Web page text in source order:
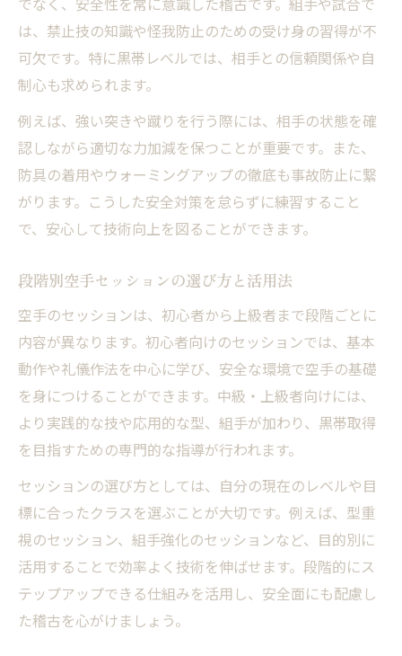
は、禁止技の知識や怪我防止のための受け身の習得が不
可欠です。特に黒帯レベルでは、相手との信頼関係や自
制心も求められます。
例えば、強い突きや蹴りを行う際には、相手の状態を確
認しながら適切な力加減を保つことが重要です。また、
防具の着用やウォーミングアップの徹底も事故防止に繋
がります。こうした安全対策を怠らずに練習すること
で、安心して技術向上を図ることができます。
段階別空手セッションの選び方と活用法
空手のセッションは、初心者から上級者まで段階ごとに
内容が異なります。初心者向けのセッションでは、基本
動作や礼儀作法を中心に学び、安全な環境で空手の基礎
を身につけることができます。中級・上級者向けには、
より実践的な技や応用的な型、組手が加わり、黒帯取得
を目指すための専門的な指導が行われます。
セッションの選び方としては、自分の現在のレベルや目
標に合ったクラスを選ぶことが大切です。例えば、型重
視のセッション、組手強化のセッションなど、目的別に
活用することで効率よく技術を伸ばせます。段階的にス
テップアップできる仕組みを活用し、安全面にも配慮し
た稽古を心がけましょう。